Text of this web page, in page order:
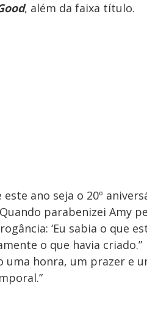
, além da faixa título.
ano seja o 20º
parabenizei Amy
‘Eu sabia o que
o que havia criado.”
uma honra, um prazer e